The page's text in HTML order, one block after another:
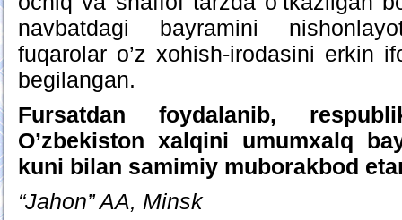
navbatdagi bayramini
fuqarolar o’z xohish-irodasini erkin
begilangan.
Fursatdan foydalanib,
O’zbekiston xalqini umumxalq
kuni bilan samimiy muborakbod
“Jahon” AA, Minsk